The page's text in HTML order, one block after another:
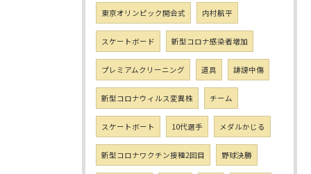
東京オリンピック開会式 内村航平
スケートボード 新型コロナ感染者増加
プレミアムクリーニング 道具 誹謗中傷
新型コロナウィルス変異株 チーム
スケートボート 10代選手 メダルかじる
新型コロナワクチン接種2回目 野球決勝